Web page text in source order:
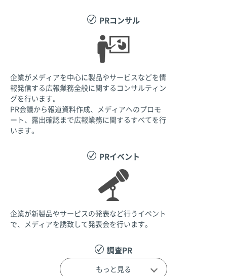
もっと見る
PRコンサル
企業がメディアを中心に製品やサービスなどを情
報発信する広報業務全般に関するコンサルティン
グを行います。
PR会議から報道資料作成、メディアへのプロモ
ート、露出確認まで広報業務に関するすべてを行
います。
PRイベント
企業が新製品やサービスの発表など行うイベント
で、メディアを誘致して発表会を行います。
調査PR